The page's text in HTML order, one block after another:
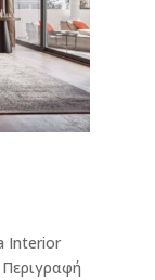
Interior